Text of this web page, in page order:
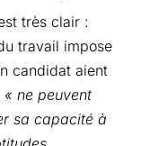
très clair :
travail impose
candidat aient
« ne peuvent
sa capacité à